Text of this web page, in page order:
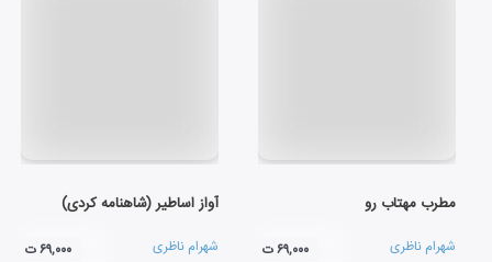
مطرب مهتاب رو
شهرام ناظری ۶۹,۰۰۰ ت
آواز اساطیر (شاهنامه کردی)
شهرام ناظری ۶۹,۰۰۰ ت